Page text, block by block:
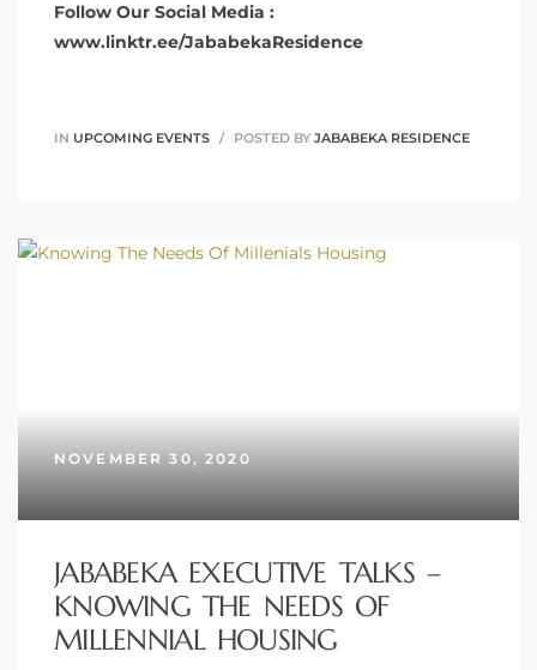
Follow Our Social Media :
www.linktr.ee/JababekaResidence
IN UPCOMING EVENTS POSTED BY JABABEKA RESIDENCE
NOVEMBER 30, 2020
JABABEKA EXECUTIVE TALKS –
KNOWING THE NEEDS OF
MILLENNIAL HOUSING